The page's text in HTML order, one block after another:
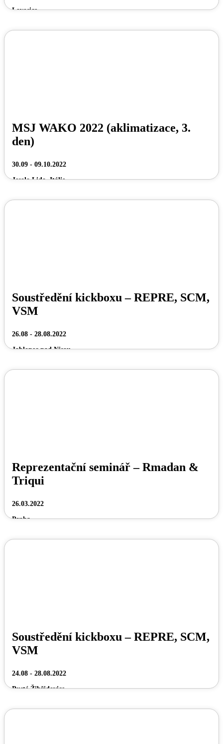
Lovosice
MSJ WAKO 2022 (aklimatizace, 3.
den)
30.09 - 09.10.2022
Jesolo Lido, Itálie
Soustředění kickboxu – REPRE, SCM,
VSM
26.08 - 28.08.2022
Jablonec nad Nisou
Reprezentační seminář – Rmadan &
Triqui
26.03.2022
Praha
Soustředění kickboxu – REPRE, SCM,
VSM
24.08 - 28.08.2022
Pusté Žibřidovice